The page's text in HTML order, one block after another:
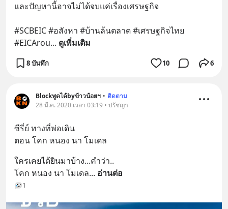
และปัญหานี้อาจไม่ได้จบแค่เรื่องเศรษฐกิจ
#SCBEIC #อสังหา #บ้านล้นตลาด #เศรษฐกิจไทย
#EICArou... ดูเพิ่มเติม
8 บันทึก 10 6
Blockพูดได้byข้าวน้อยฯ • ติดตาม
28 มี.ค. 2020 เวลา 03:19 • ปรัชญา
ซีรี่ย์ ทางที่พ่อเดิน
ตอน โคก หนอง นา โมเดล
ใครเคยได้ยินมาบ้าง...คำว่า..
โคก หนอง นา โมเดล... อ่านต่อ
1